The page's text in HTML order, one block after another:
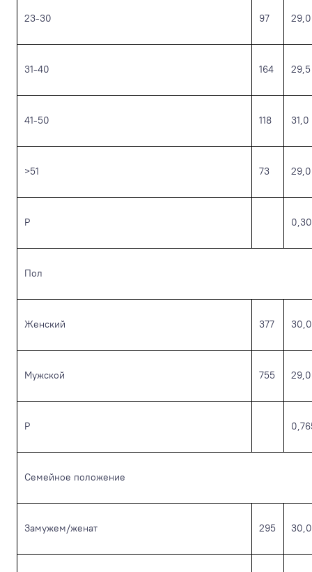
23-30 97
31-40 164
41-50 118
>51 73
Р
Пол
Женский 377
Мужской 755
Р
Семейное положение
Замужем/женат 295